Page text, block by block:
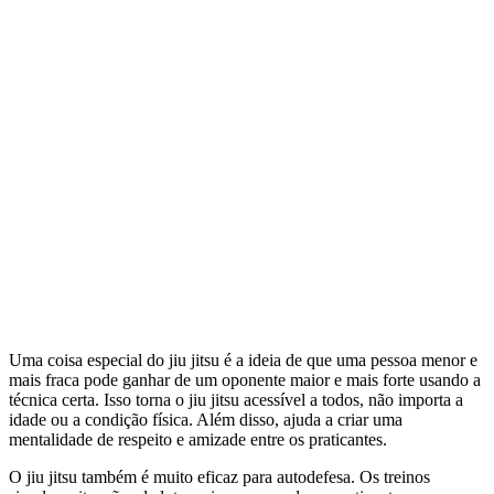
Uma coisa especial do jiu jitsu é a ideia de que uma pessoa menor e
mais fraca pode ganhar de um oponente maior e mais forte usando a
técnica certa. Isso torna o jiu jitsu acessível a todos, não importa a
idade ou a condição física. Além disso, ajuda a criar uma
mentalidade de respeito e amizade entre os praticantes.
O jiu jitsu também é muito eficaz para autodefesa. Os treinos